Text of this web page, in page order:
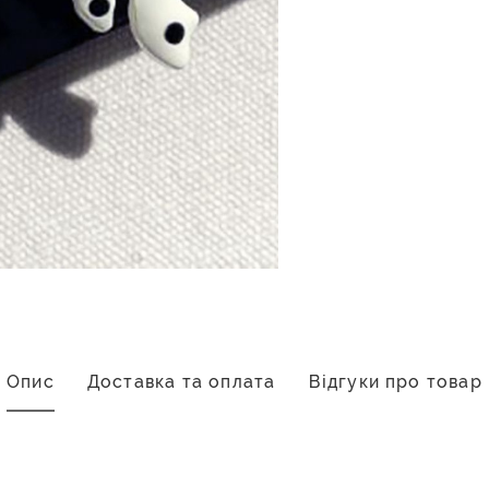
Опис Доставка та оплата Відгуки про товар